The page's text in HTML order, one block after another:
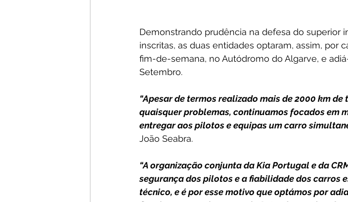
Demonstrando prudência na defesa do superior
inscritas, as duas entidades optaram, assim, por
fim-de-semana, no Autódromo do Algarve, e
Setembro.
“Apesar de termos realizado mais de 2000 km
quaisquer problemas, continuamos focados em
entregar aos pilotos e equipas um carro
João Seabra.
“A organização conjunta da Kia Portugal e da
segurança dos pilotos e a fiabilidade dos carros
técnico, e é por esse motivo que optámos por